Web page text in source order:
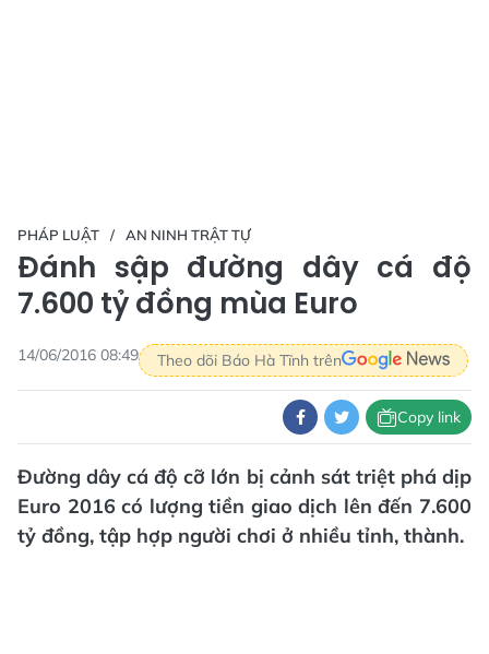
PHÁP LUẬT AN NINH TRẬT TỰ
Đánh sập đường dây cá độ
7.600 tỷ đồng mùa Euro
14/06/2016 08:49 Theo dõi Báo Hà Tĩnh trên
Copy link
Đường dây cá độ cỡ lớn bị cảnh sát triệt phá dịp
Euro 2016 có lượng tiền giao dịch lên đến 7.600
tỷ đồng, tập hợp người chơi ở nhiều tỉnh, thành.